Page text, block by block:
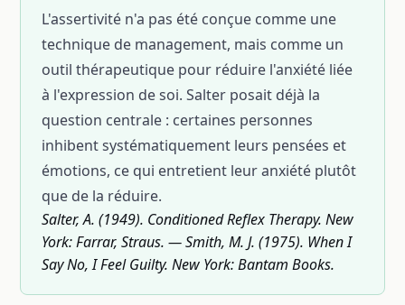
L'assertivité n'a pas été conçue comme une
technique de management, mais comme un
outil thérapeutique pour réduire l'anxiété liée
à l'expression de soi. Salter posait déjà la
question centrale : certaines personnes
inhibent systématiquement leurs pensées et
émotions, ce qui entretient leur anxiété plutôt
que de la réduire.
Salter, A. (1949). Conditioned Reflex Therapy. New
York: Farrar, Straus. — Smith, M. J. (1975). When I
Say No, I Feel Guilty. New York: Bantam Books.